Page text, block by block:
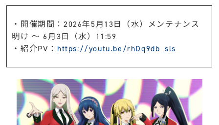
・開催期間：2026年5月13日（水）メンテナンス
明け 〜 6月3日（水）11:59
・紹介PV： https://youtu.be/rhDq9db_sls